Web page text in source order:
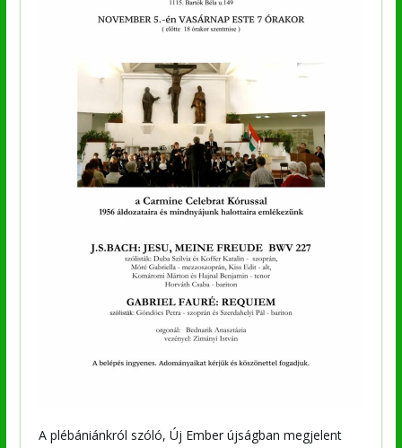
A plébániánkról szóló, Új Ember újságban megjelent